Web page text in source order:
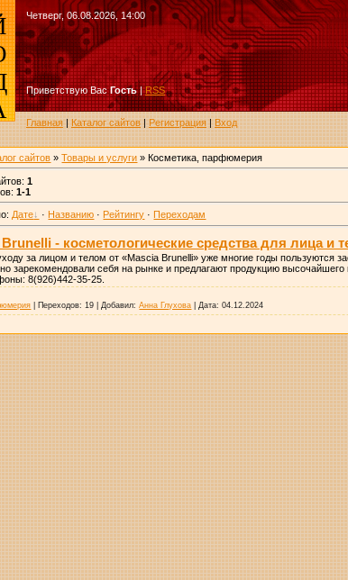
Четверг, 06.08.2026, 14:00
Приветствую Вас Гость|RSS
Главная|Каталог сайтов|Регистрация|Вход
сайтов »Товары и услуги » Косметика, парфюмерия
:1
:1-1
: Дате · Названию · Рейтингу · Переходам
- косметологические средства для лица и
за лицом и телом от «Mascia Brunelli» уже многие годы
зарекомендовали себя на рынке и предлагают продукцию
8(926)442-35-25.
Переходов: 19 Добавил: Анна Глухова Дата: 04.12.2024